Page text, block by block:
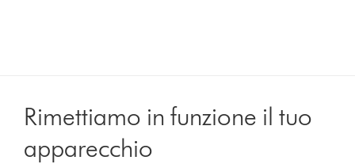
Rimettiamo in funzione il tuo
apparecchio